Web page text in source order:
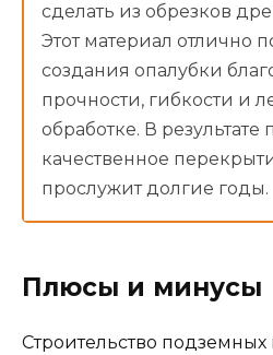
сделать из обрезков
Этот материал отлично
создания опалубки
прочности, гибкости и
обработке. В результате
качественное
прослужит долгие годы.
Плюсы и минусы
Строительство подземных